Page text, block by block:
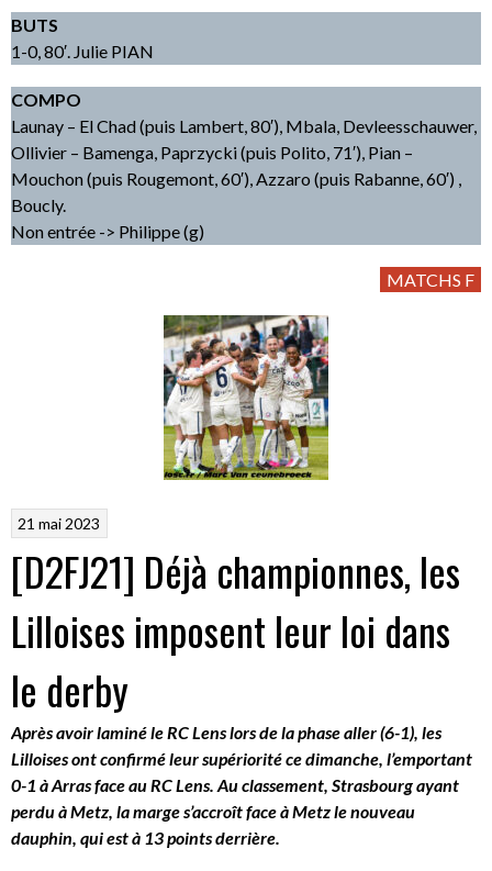
BUTS
1-0, 80′. Julie PIAN
COMPO
Launay – El Chad (puis Lambert, 80′), Mbala, Devleesschauwer,
Ollivier – Bamenga, Paprzycki (puis Polito, 71′), Pian –
Mouchon (puis Rougemont, 60′), Azzaro (puis Rabanne, 60′) ,
Boucly.
Non entrée -> Philippe (g)
MATCHS F
21 mai 2023
[D2FJ21] Déjà championnes, les
Lilloises imposent leur loi dans
le derby
Après avoir laminé le RC Lens lors de la phase aller (6-1), les
Lilloises ont confirmé leur supériorité ce dimanche, l’emportant
0-1 à Arras face au RC Lens. Au classement, Strasbourg ayant
perdu à Metz, la marge s’accroît face à Metz le nouveau
dauphin, qui est à 13 points derrière.